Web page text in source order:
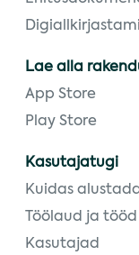
Lae alla
App Store
Play Store
Kasutajatugi
Kuidas
Töölaud ja tööd
Kasutajad